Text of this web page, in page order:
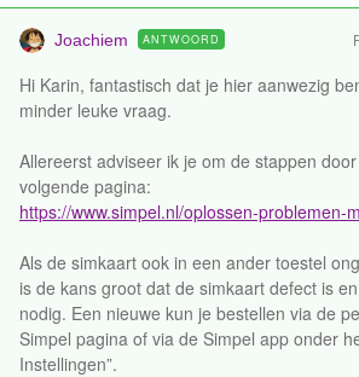
Joachiem ANTWOORD
Hi Karin, fantastisch dat je hier aanwezig
minder leuke vraag.
Allereerst adviseer ik je om de stappen
volgende pagina:
https://www.simpel.nl/oplossen-problemen-
Als de simkaart ook in een ander toestel
is de kans groot dat de simkaart defect is
nodig. Een nieuwe kun je bestellen via de
Simpel pagina of via de Simpel app onder
Instellingen”.